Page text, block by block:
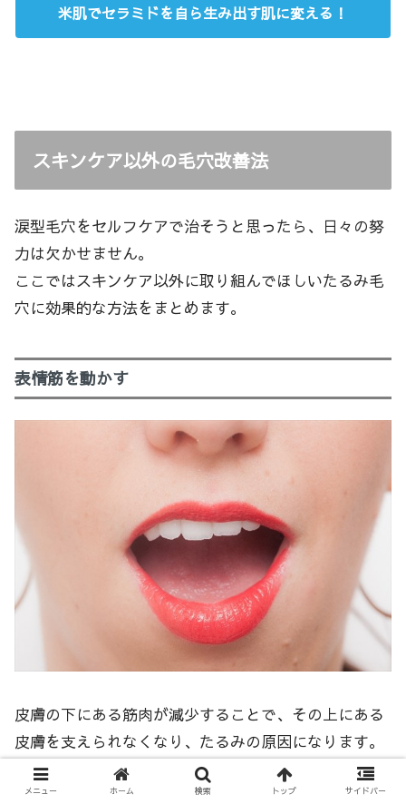
米肌でセラミドを自ら生み出す肌に変える！
スキンケア以外の毛穴改善法
涙型毛穴をセルフケアで治そうと思ったら、日々の努
力は欠かせません。
ここではスキンケア以外に取り組んでほしいたるみ毛
穴に効果的な方法をまとめます。
表情筋を動かす
皮膚の下にある筋肉が減少することで、その上にある
皮膚を支えられなくなり、たるみの原因になります。
表情筋は
30種類以上の筋肉で構成されています。
メニュー ホーム 検索 トップ サイドバー